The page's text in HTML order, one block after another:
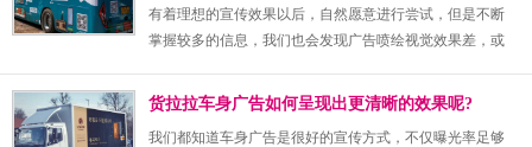
有着理想的宣传效果以后，自然愿意进行尝试，但是不断
掌握较多的信息，我们也会发现广告喷绘视觉效果差，或
做呢?继续看一看介绍内容，就能够找到明确的方向了。
货拉拉车身广告如何呈现出更清晰的效果呢?
我们都知道车身广告是很好的宣传方式，不仅曝光率足够